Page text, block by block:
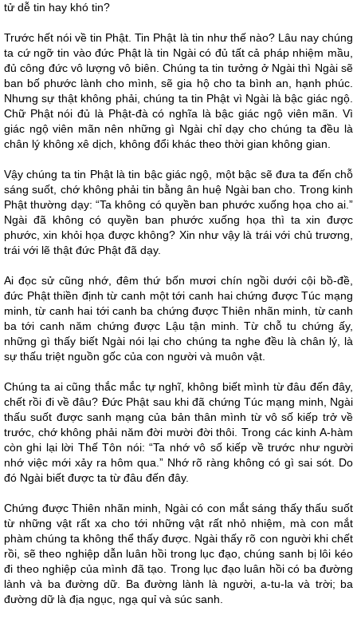
tử dễ tin hay khó tin?
Trước hết nói về tin Phật. Tin Phật là tin như thế nào? Lâu nay chúng
ta cứ ngỡ tin vào đức Phật là tin Ngài có đủ tất cả pháp nhiệm mầu,
đủ công đức vô lượng vô biên. Chúng ta tin tưởng ở Ngài thì Ngài sẽ
ban bố phước lành cho mình, sẽ gia hộ cho ta bình an, hạnh phúc.
Nhưng sự thật không phải, chúng ta tin Phật vì Ngài là bậc giác ngộ.
Chữ Phật nói đủ là Phật-đà có nghĩa là bậc giác ngộ viên mãn. Vì
giác ngộ viên mãn nên những gì Ngài chỉ dạy cho chúng ta đều là
chân lý không xê dịch, không đổi khác theo thời gian không gian.
Vậy chúng ta tin Phật là tin bậc giác ngộ, một bậc sẽ đưa ta đến chỗ
sáng suốt, chớ không phải tin bằng ân huệ Ngài ban cho. Trong kinh
Phật thường dạy: “Ta không có quyền ban phước xuống họa cho ai.”
Ngài đã không có quyền ban phước xuống họa thì ta xin được
phước, xin khỏi họa được không? Xin như vậy là trái với chủ trương,
trái với lẽ thật đức Phật đã dạy.
Ai đọc sử cũng nhớ, đêm thứ bốn mươi chín ngồi dưới cội bồ-đề,
đức Phật thiền định từ canh một tới canh hai chứng được Túc mạng
minh, từ canh hai tới canh ba chứng được Thiên nhãn minh, từ canh
ba tới canh năm chứng được Lậu tận minh. Từ chỗ tu chứng ấy,
những gì thấy biết Ngài nói lại cho chúng ta nghe đều là chân lý, là
sự thấu triệt nguồn gốc của con người và muôn vật.
Chúng ta ai cũng thắc mắc tự nghĩ, không biết mình từ đâu đến đây,
chết rồi đi về đâu? Đức Phật sau khi đã chứng Túc mạng minh, Ngài
thấu suốt được sanh mạng của bản thân mình từ vô số kiếp trở về
trước, chớ không phải năm đời mười đời thôi. Trong các kinh A-hàm
còn ghi lại lời Thế Tôn nói: “Ta nhớ vô số kiếp về trước như người
nhớ việc mới xảy ra hôm qua.” Nhớ rõ ràng không có gì sai sót. Do
đó Ngài biết được ta từ đâu đến đây.
Chứng được Thiên nhãn minh, Ngài có con mắt sáng thấy thấu suốt
từ những vật rất xa cho tới những vật rất nhỏ nhiệm, mà con mắt
phàm chúng ta không thể thấy được. Ngài thấy rõ con người khi chết
rồi, sẽ theo nghiệp dẫn luân hồi trong lục đạo, chúng sanh bị lôi kéo
đi theo nghiệp của mình đã tạo. Trong lục đạo luân hồi có ba đường
lành và ba đường dữ. Ba đường lành là người, a-tu-la và trời; ba
đường dữ là địa ngục, ngạ quỉ và súc sanh.